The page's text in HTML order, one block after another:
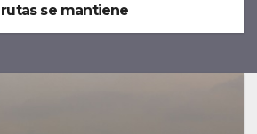
se mantiene